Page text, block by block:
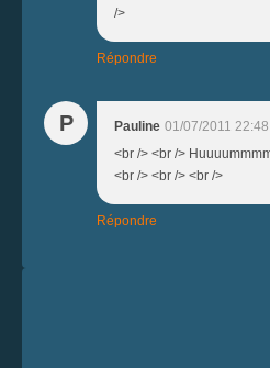
/>
Répondre
P Pauline 01/07/2011 22:48
<br /> <br />
<br /> <br /> <br />
Répondre